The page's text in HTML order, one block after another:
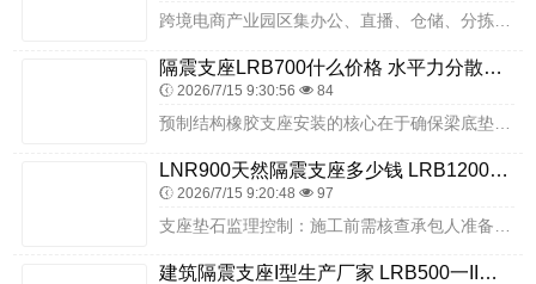
跨境电商产业园区集办公、直播、仓储、分拣于一体，建筑功能繁杂，荷载与震动工况复杂。衡水双林橡胶制品有限公司高稳定隔震支座各项性能指标均衡稳定，可适配园区办公轻荷...
隔震支座LRB700什么价格 水平力分散型LNR橡胶隔震支座厂家电话 抗震固定支座源头工厂
2026/7/15 9:30:56 84
LNR900天然隔震支座多少钱 LRB1200橡胶隔震支座什么价格 LRB400成品铅芯橡胶隔震支座
2026/7/15 9:20:48 97
建筑隔震支座I型生产厂家 LRB500一II型隔震支座 建筑高阻尼比橡胶隔震支座厂家